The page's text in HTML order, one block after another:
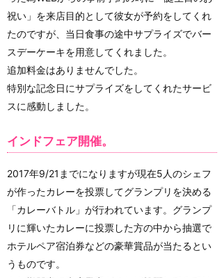
祝い」を来店目的として彼女が予約をしてくれ
たのですが、当日食事の途中サプライズでバー
スデーケーキを用意してくれました。
追加料金はありませんでした。
特別な記念日にサプライズをしてくれたサービ
スに感動しました。
インドフェア開催。
2017年9/21までになりますが現在5人のシェフ
が作ったカレーを投票してグランプリを決める
「カレーバトル」が行われています。グランプ
リに輝いたカレーに投票した方の中から抽選で
ホテルペア宿泊券などの豪華賞品が当たるとい
うものです。